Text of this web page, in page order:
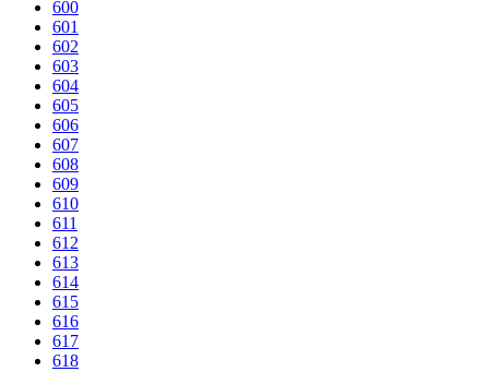
600
601
602
603
604
605
606
607
608
609
610
611
612
613
614
615
616
617
618